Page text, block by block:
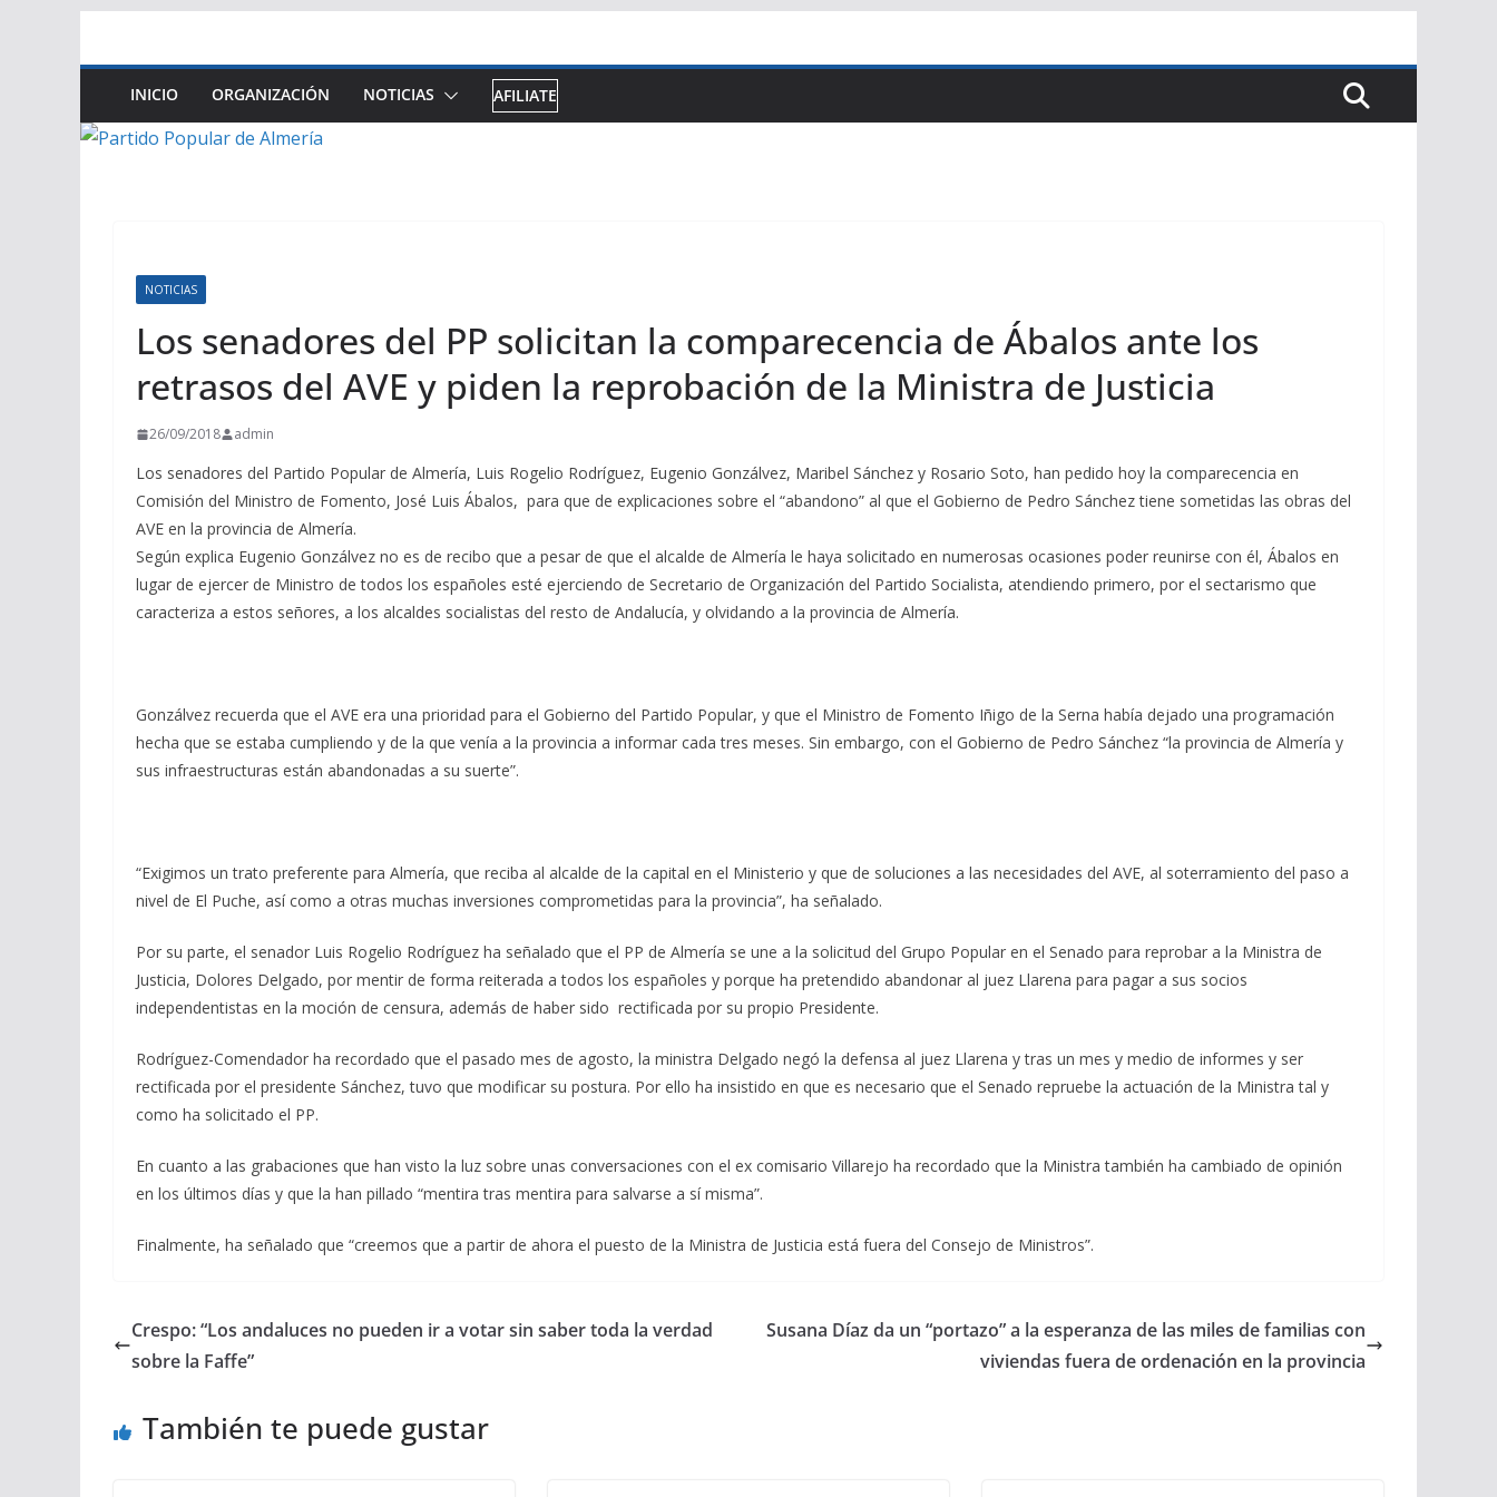
contenido
INICIO ORGANIZACIÓN NOTICIAS AFILIATE
NOTICIAS
Los senadores del PP solicitan la comparecencia de Ábalos ante los
retrasos del AVE y piden la reprobación de la Ministra de Justicia
26/09/2018 admin
Los senadores del Partido Popular de Almería, Luis Rogelio Rodríguez, Eugenio Gonzálvez, Maribel Sánchez y Rosario Soto, han pedido hoy la comparecencia en
Comisión del Ministro de Fomento, José Luis Ábalos, para que de explicaciones sobre el “abandono” al que el Gobierno de Pedro Sánchez tiene sometidas las obras del
AVE en la provincia de Almería.
Según explica Eugenio Gonzálvez no es de recibo que a pesar de que el alcalde de Almería le haya solicitado en numerosas ocasiones poder reunirse con él, Ábalos en
lugar de ejercer de Ministro de todos los españoles esté ejerciendo de Secretario de Organización del Partido Socialista, atendiendo primero, por el sectarismo que
caracteriza a estos señores, a los alcaldes socialistas del resto de Andalucía, y olvidando a la provincia de Almería.
Gonzálvez recuerda que el AVE era una prioridad para el Gobierno del Partido Popular, y que el Ministro de Fomento Iñigo de la Serna había dejado una programación
hecha que se estaba cumpliendo y de la que venía a la provincia a informar cada tres meses. Sin embargo, con el Gobierno de Pedro Sánchez “la provincia de Almería y
sus infraestructuras están abandonadas a su suerte”.
“Exigimos un trato preferente para Almería, que reciba al alcalde de la capital en el Ministerio y que de soluciones a las necesidades del AVE, al soterramiento del paso a
nivel de El Puche, así como a otras muchas inversiones comprometidas para la provincia”, ha señalado.
Por su parte, el senador Luis Rogelio Rodríguez ha señalado que el PP de Almería se une a la solicitud del Grupo Popular en el Senado para reprobar a la Ministra de
Justicia, Dolores Delgado, por mentir de forma reiterada a todos los españoles y porque ha pretendido abandonar al juez Llarena para pagar a sus socios
independentistas en la moción de censura, además de haber sido rectificada por su propio Presidente.
Rodríguez-Comendador ha recordado que el pasado mes de agosto, la ministra Delgado negó la defensa al juez Llarena y tras un mes y medio de informes y ser
rectificada por el presidente Sánchez, tuvo que modificar su postura. Por ello ha insistido en que es necesario que el Senado repruebe la actuación de la Ministra tal y
como ha solicitado el PP.
En cuanto a las grabaciones que han visto la luz sobre unas conversaciones con el ex comisario Villarejo ha recordado que la Ministra también ha cambiado de opinión
en los últimos días y que la han pillado “mentira tras mentira para salvarse a sí misma”.
Finalmente, ha señalado que “creemos que a partir de ahora el puesto de la Ministra de Justicia está fuera del Consejo de Ministros”.
Crespo: “Los andaluces no pueden ir a votar sin saber toda la verdad
sobre la Faffe”
Susana Díaz da un “portazo” a la esperanza de las miles de familias con
viviendas fuera de ordenación en la provincia
También te puede gustar